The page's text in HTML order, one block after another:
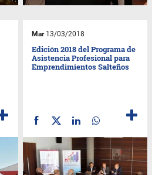
Mar13/03/2018
Edición 2018 del Programa de
Asistencia Profesional para
Emprendimientos Salteños